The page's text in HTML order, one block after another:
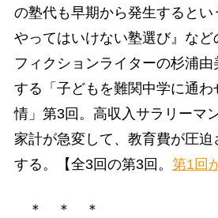
の塾代も早期から発生すると
やってはいけない塾選び』など
フィクションライターの杉浦由
する「子どもを難関中学に通
情」第3回。高収入サラリーマ
家計が急変して、教育費が圧
する。【全3回の第3回。 第1回
＊ ＊ ＊